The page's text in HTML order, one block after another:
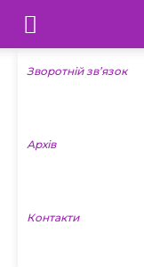
Телебачення
«Капрі»
Новини
Зворотній зв’язок
Архів
Контакти